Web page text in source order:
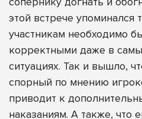
этой встрече упоминался
участникам необходимо
корректными даже в
ситуациях. Так и вышло,
спорный по мнению
приводит к
наказаниям. А также, что